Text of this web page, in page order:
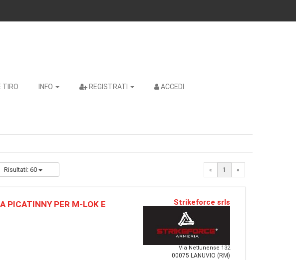
TIRO INFO REGISTRATI ACCEDI
Risultati: 60 « 1 «
PICATINNY PER M-LOK E
Strikeforce srls
Via Nettunense 132
00075 LANUVIO (RM)